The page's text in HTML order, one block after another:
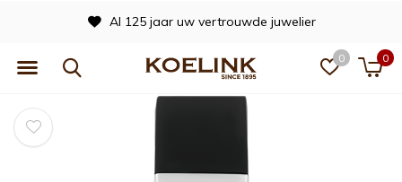
0 0
Al 125 jaar uw vertrouwde juwelier